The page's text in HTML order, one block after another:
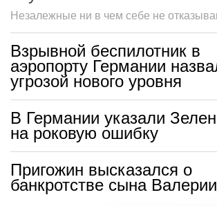
Незалежные ни в чем себе не
Взрывной беспилотник в
аэропорту Германии
угрозой нового уровня
В Германии указали
на роковую ошибку
Пригожин высказался о
банкротстве сына Валерии